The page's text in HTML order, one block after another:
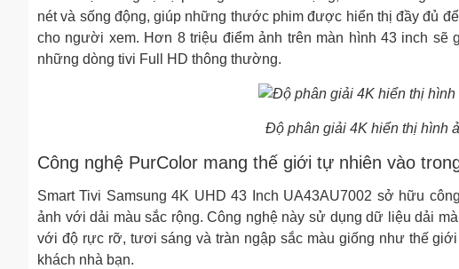
nét và sống động, giúp những thước phim được hiển thị đầy đủ
cho người xem. Hơn 8 triệu điểm ảnh trên màn hình 43 inch
những dòng tivi Full HD thông thường.
Độ phân giải 4K hiển thị hình
Công nghệ PurColor mang thế giới tự nhiên vào
Smart Tivi Samsung 4K UHD 43 Inch UA43AU7002 sở hữu
ảnh với dải màu sắc rộng. Công nghệ này sử dụng dữ liệu dải
với độ rực rỡ, tươi sáng và tràn ngập sắc màu giống như thế
khách nhà bạn.